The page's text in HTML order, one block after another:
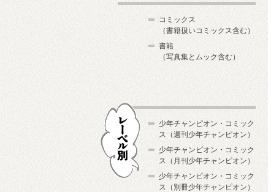
コミックス
（書籍扱いコミックス含む）
書籍
（写真集とムック含む）
少年チャンピオン・コミック
ス（週刊少年チャンピオン）
少年チャンピオン・コミック
ス（月刊少年チャンピオン）
少年チャンピオン・コミック
ス（別冊少年チャンピオン）